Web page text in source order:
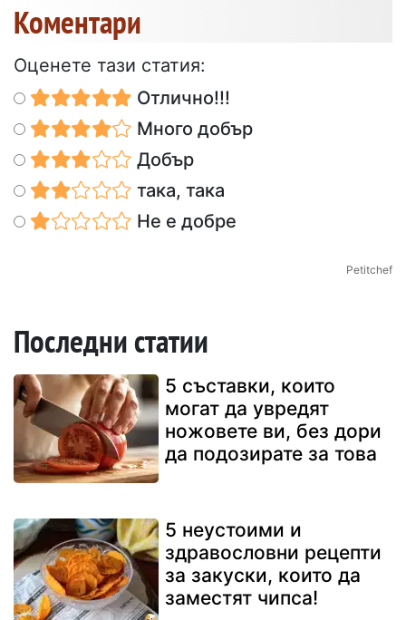
Коментари
Оценете тази статия:
Отлично!!!
Много добър
Добър
така, така
Не е добре
Petitchef
Последни статии
5 съставки, които
могат да увредят
ножовете ви, без дори
да подозирате за това
5 неустоими и
здравословни рецепти
за закуски, които да
заместят чипса!